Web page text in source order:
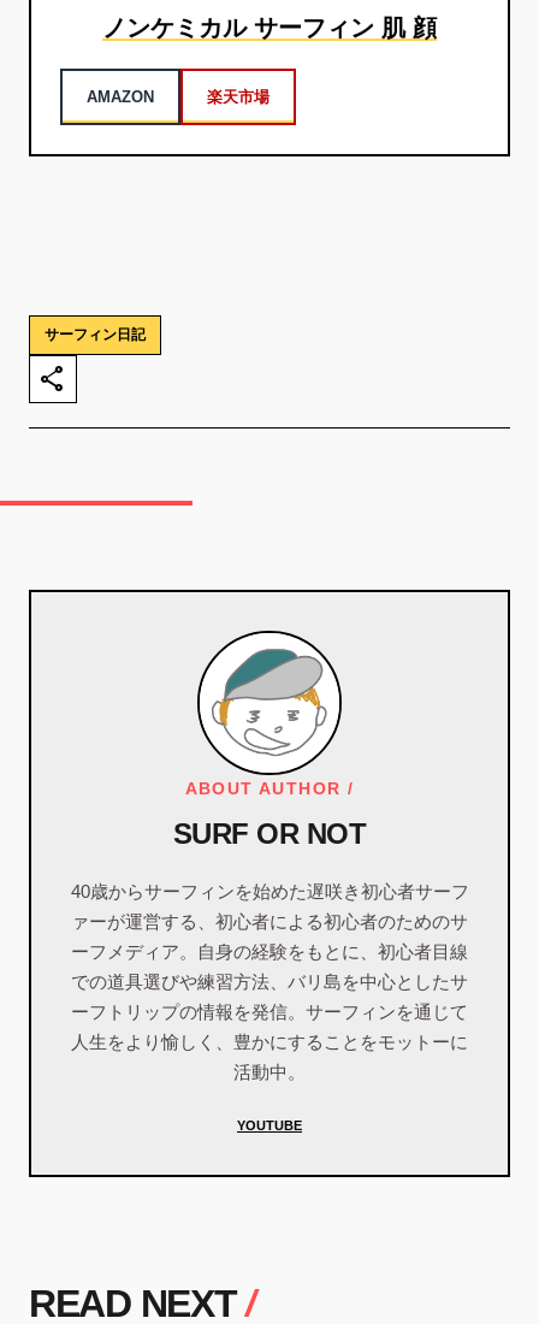
ノンケミカル サーフィン 肌 顔
AMAZON 楽天市場
サーフィン日記
share
ABOUT AUTHOR /
SURF OR NOT
40歳からサーフィンを始めた遅咲き初心者サーフ
ァーが運営する、初心者による初心者のためのサ
ーフメディア。自身の経験をもとに、初心者目線
での道具選びや練習方法、バリ島を中心としたサ
ーフトリップの情報を発信。サーフィンを通じて
人生をより愉しく、豊かにすることをモットーに
活動中。
YOUTUBE
READ NEXT/